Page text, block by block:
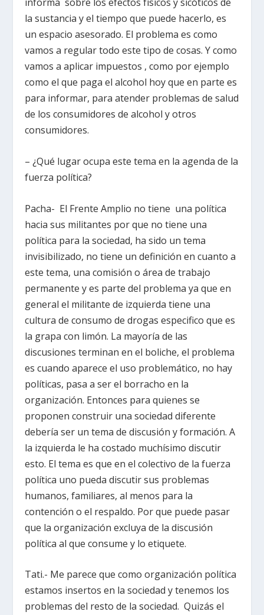
informa sobre los efectos físicos y sicóticos de
la sustancia y el tiempo que puede hacerlo, es
un espacio asesorado. El problema es como
vamos a regular todo este tipo de cosas. Y como
vamos a aplicar impuestos , como por ejemplo
como el que paga el alcohol hoy que en parte es
para informar, para atender problemas de salud
de los consumidores de alcohol y otros
consumidores.
– ¿Qué lugar ocupa este tema en la agenda de la
fuerza política?
Pacha- El Frente Amplio no tiene una política
hacia sus militantes por que no tiene una
política para la sociedad, ha sido un tema
invisibilizado, no tiene un definición en cuanto a
este tema, una comisión o área de trabajo
permanente y es parte del problema ya que en
general el militante de izquierda tiene una
cultura de consumo de drogas especifico que es
la grapa con limón. La mayoría de las
discusiones terminan en el boliche, el problema
es cuando aparece el uso problemático, no hay
políticas, pasa a ser el borracho en la
organización. Entonces para quienes se
proponen construir una sociedad diferente
debería ser un tema de discusión y formación. A
la izquierda le ha costado muchísimo discutir
esto. El tema es que en el colectivo de la fuerza
política uno pueda discutir sus problemas
humanos, familiares, al menos para la
contención o el respaldo. Por que puede pasar
que la organización excluya de la discusión
política al que consume y lo etiquete.
Tati.- Me parece que como organización política
estamos insertos en la sociedad y tenemos los
problemas del resto de la sociedad. Quizás el